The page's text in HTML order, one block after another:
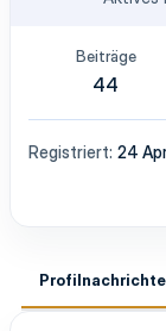
Beiträge
44
Registriert 24